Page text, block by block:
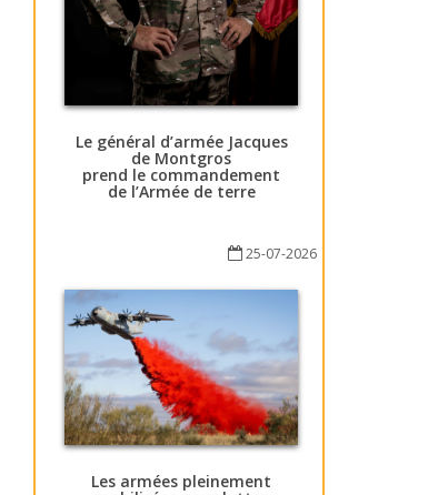
Le général d’armée Jacques
de Montgros
prend le commandement
de l’Armée de terre
25-07-2026
Les armées pleinement